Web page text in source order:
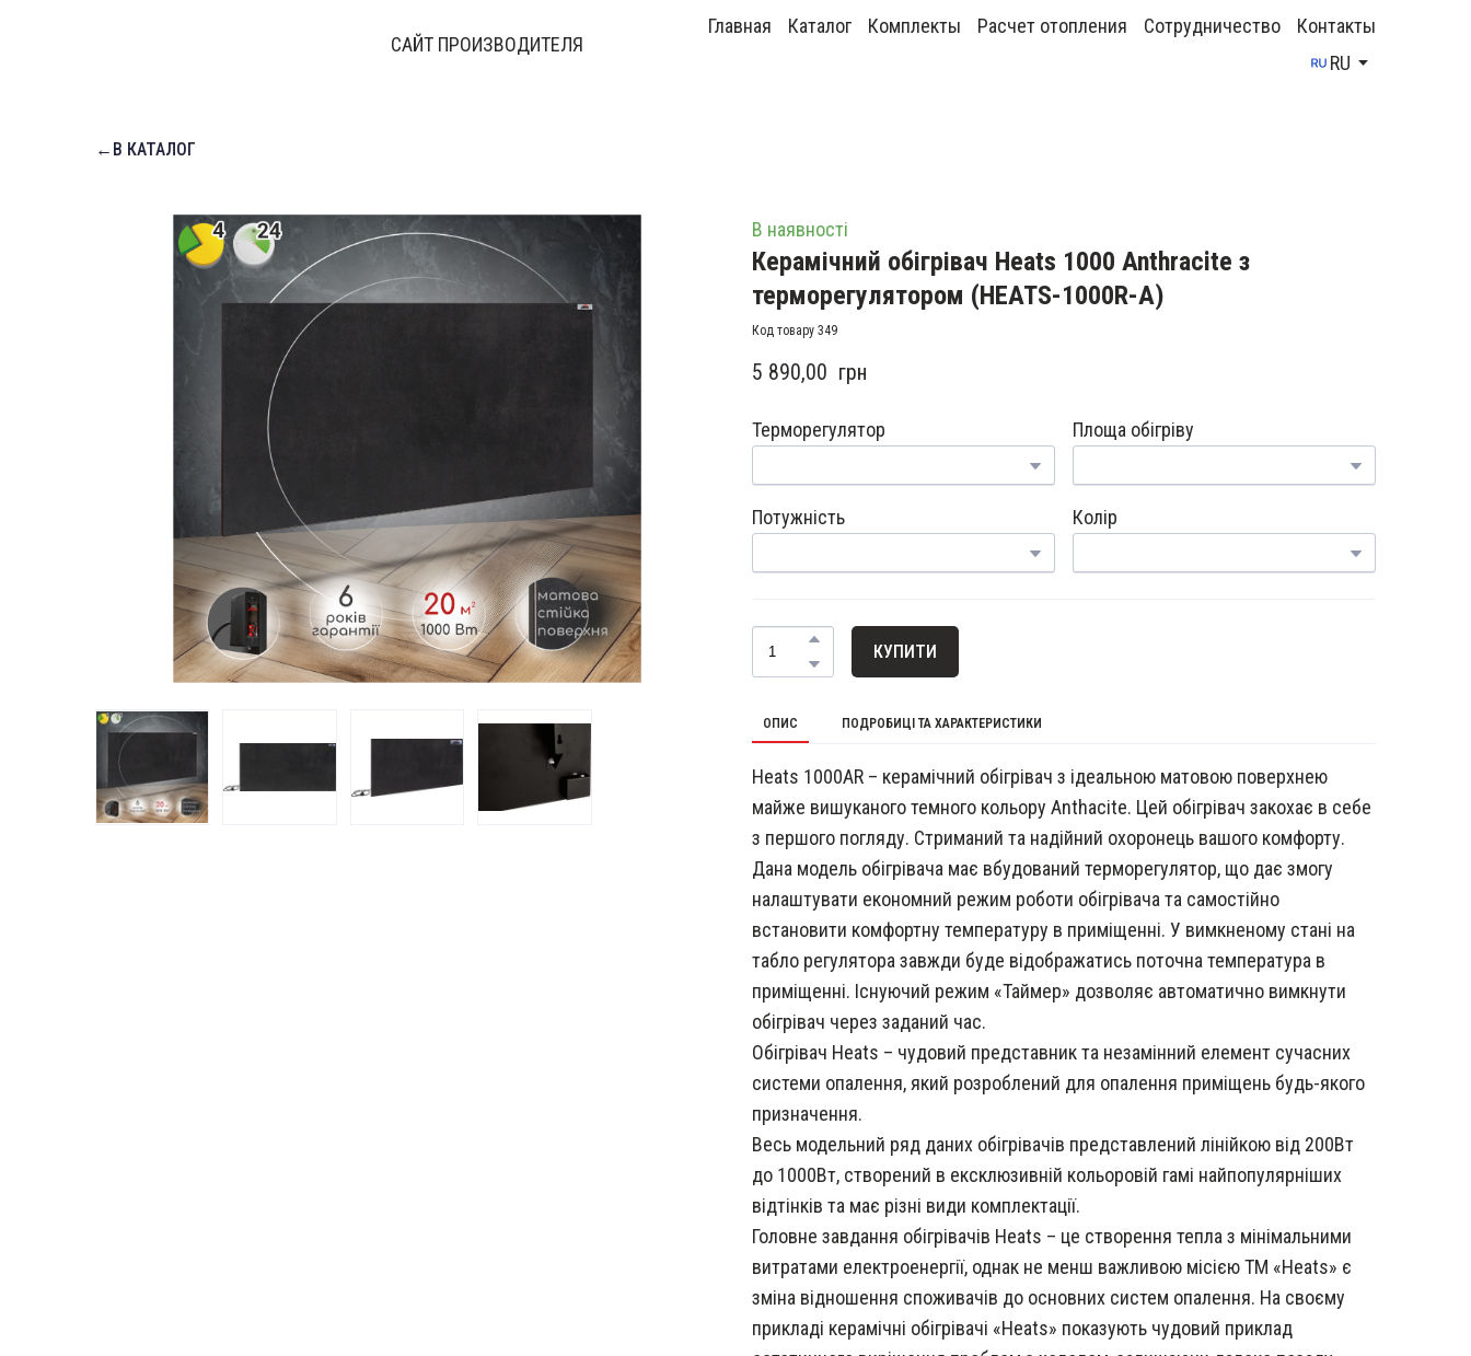
САЙТ ПРОИЗВОДИТЕЛЯ
Главная Каталог Комплекты Расчет отопления Сотрудничество
Контакты
RU
←В КАТАЛОГ
В наявності
Керамічний обігрівач Heats 1000 Anthracite з
терморегулятором (HEATS-1000R-A)
Код товару 349
5 890,00  грн
Терморегулятор Площа обігріву
Потужність Колір
КУПИТИ
ОПИС ПОДРОБИЦІ ТА ХАРАКТЕРИСТИКИ
Heats 1000AR – керамічний обігрівач з ідеальною матовою поверхнею
майже вишуканого темного кольору Anthacite. Цей обігрівач закохає в себе
з першого погляду. Стриманий та надійний охоронець вашого комфорту.
Дана модель обігрівача має вбудований терморегулятор, що дає змогу
налаштувати економний режим роботи обігрівача та самостійно
встановити комфортну температуру в приміщенні. У вимкненому стані на
табло регулятора завжди буде відображатись поточна температура в
приміщенні. Існуючий режим «Таймер» дозволяє автоматично вимкнути
обігрівач через заданий час.
Обігрівач Heats – чудовий представник та незамінний елемент сучасних
системи опалення, який розроблений для опалення приміщень будь-якого
призначення.
Весь модельний ряд даних обігрівачів представлений лінійкою від 200Вт
до 1000Вт, створений в ексклюзивній кольоровій гамі найпопулярніших
відтінків та має різні види комплектації.
Головне завдання обігрівачів Heats – це створення тепла з мінімальними
витратами електроенергії, однак не менш важливою місією ТМ «Heats» є
зміна відношення споживачів до основних систем опалення. На своєму
прикладі керамічні обігрівачі «Heats» показують чудовий приклад